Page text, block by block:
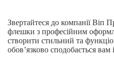
Звертайтеся до компанії Віп
флешки з професійним
створити стильний та
обов’язково сподобається